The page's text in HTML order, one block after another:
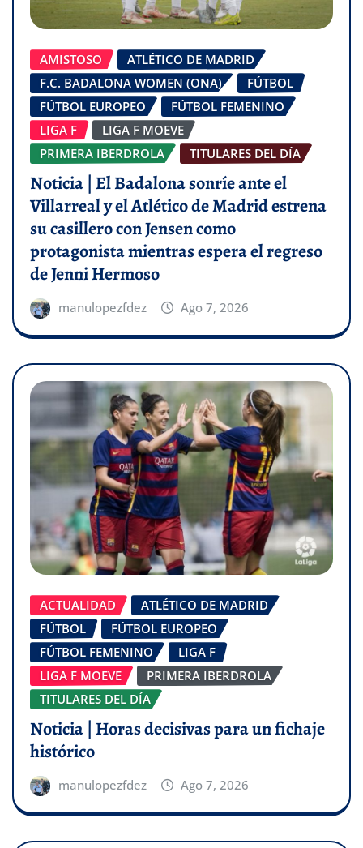
AMISTOSO
ATLÉTICO DE MADRID
F.C. BADALONA WOMEN (ONA)
FÚTBOL
FÚTBOL EUROPEO
FÚTBOL FEMENINO
LIGA F
LIGA F MOEVE
PRIMERA IBERDROLA
TITULARES DEL DÍA
Noticia | El Badalona sonríe ante el
Villarreal y el Atlético de Madrid estrena
su casillero con Jensen como
protagonista mientras espera el regreso
de Jenni Hermoso
manulopezfdez Ago 7, 2026
ACTUALIDAD
ATLÉTICO DE MADRID
FÚTBOL
FÚTBOL EUROPEO
FÚTBOL FEMENINO
LIGA F
LIGA F MOEVE
PRIMERA IBERDROLA
TITULARES DEL DÍA
Noticia | Horas decisivas para un fichaje
histórico
manulopezfdez Ago 7, 2026